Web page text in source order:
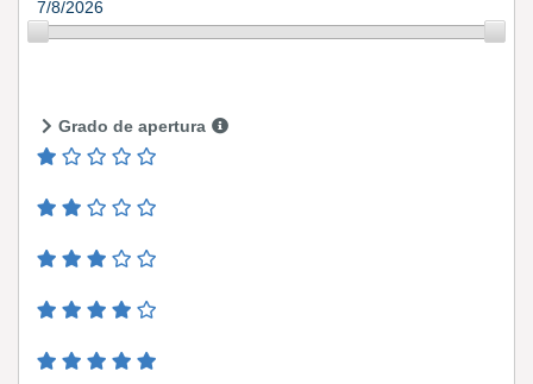
7/8/2026
Grado de apertura